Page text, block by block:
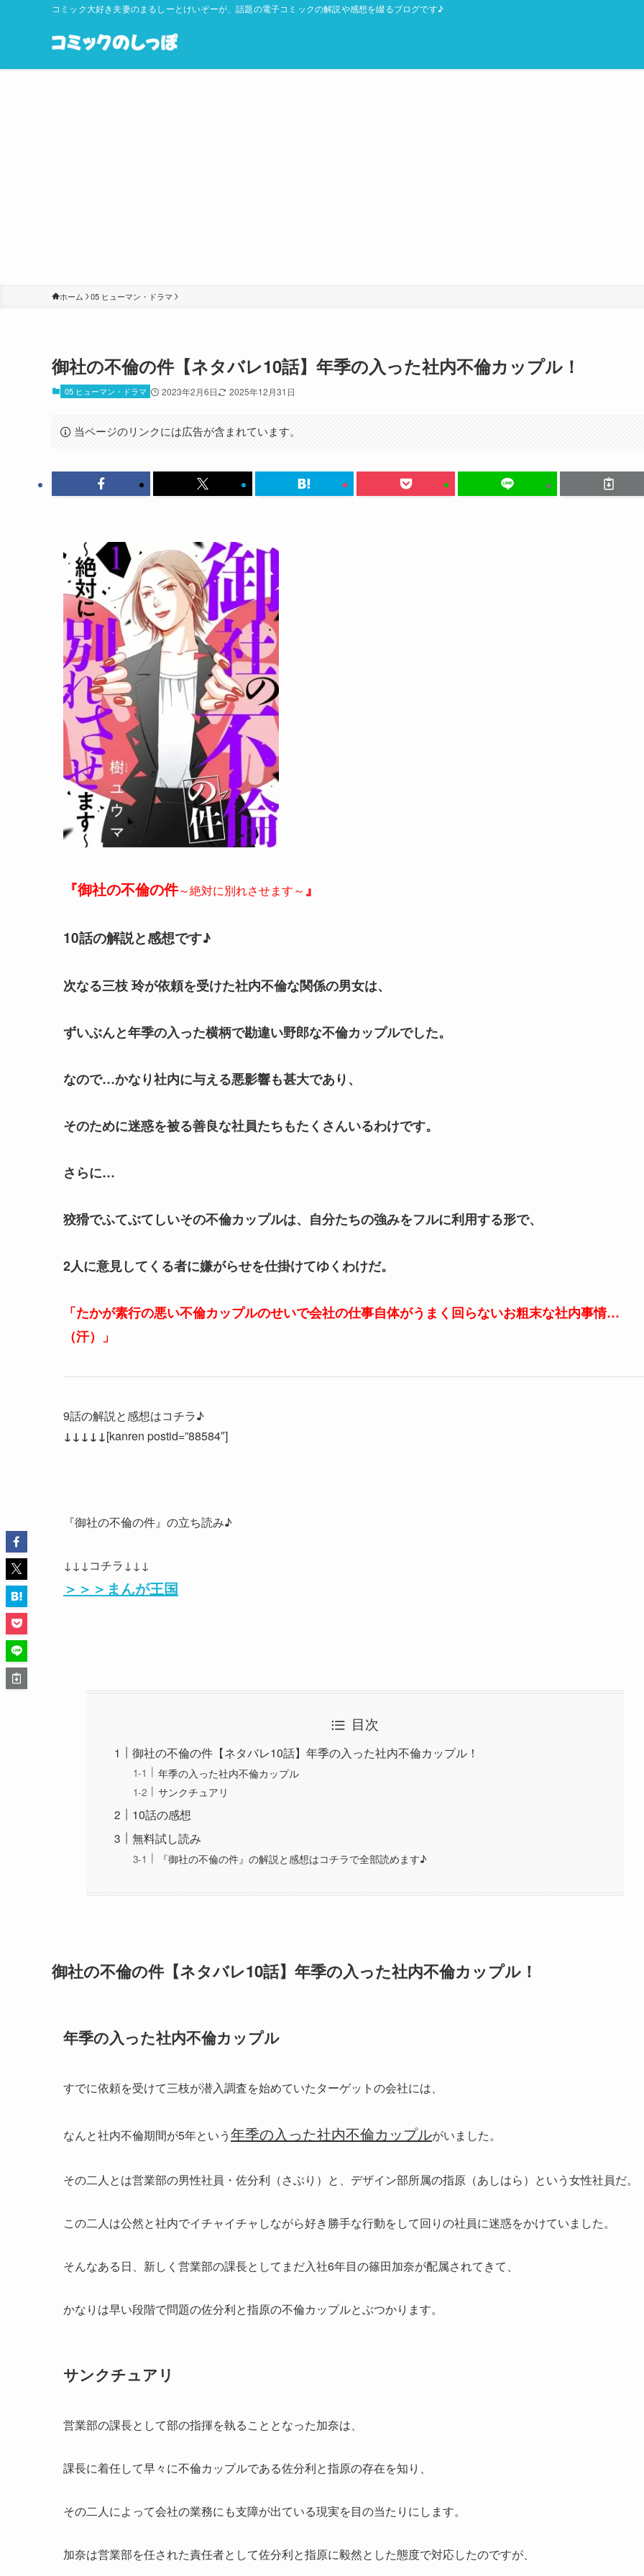
コミック大好き夫妻のまるしーとけいぞーが、話題の電子コミックの解説や感想を綴るブログです♪
ホーム 05 ヒューマン・ドラマ
御社の不倫の件【ネタバレ10話】年季の入った社内不倫カップル！
05 ヒューマン・ドラマ 2023年2月6日 2025年12月31日
当ページのリンクには広告が含まれています。
『御社の不倫の件～絶対に別れさせます～ 』
10話の解説と感想です♪
次なる三枝 玲が依頼を受けた社内不倫な関係の男女は、
ずいぶんと年季の入った横柄で勘違い野郎な不倫カップルでした。
なので…かなり社内に与える悪影響も甚大であり、
そのために迷惑を被る善良な社員たちもたくさんいるわけです。
さらに…
狡猾でふてぶてしいその不倫カップルは、自分たちの強みをフルに利用する形で、
2人に意見してくる者に嫌がらせを仕掛けてゆくわけだ。
「たかが素行の悪い不倫カップルのせいで会社の仕事自体がうまく回らないお粗末な社内事情…
（汗）」
9話の解説と感想はコチラ♪
↓↓↓↓↓[kanren postid=”88584″]
『御社の不倫の件』の立ち読み♪
↓↓↓コチラ↓↓↓
＞＞＞まんが王国
目次
御社の不倫の件【ネタバレ10話】年季の入った社内不倫カップル！
年季の入った社内不倫カップル
サンクチュアリ
10話の感想
無料試し読み
『御社の不倫の件』の解説と感想はコチラで全部読めます♪
御社の不倫の件【ネタバレ10話】年季の入った社内不倫カップル！
年季の入った社内不倫カップル
すでに依頼を受けて三枝が潜入調査を始めていたターゲットの会社には、
なんと社内不倫期間が5年という年季の入った社内不倫カップルがいました。
その二人とは営業部の男性社員・佐分利（さぶり）と、デザイン部所属の指原（あしはら）という女性社員だ。
この二人は公然と社内でイチャイチャしながら好き勝手な行動をして回りの社員に迷惑をかけていました。
そんなある日、新しく営業部の課長としてまだ入社6年目の篠田加奈が配属されてきて、
かなりは早い段階で問題の佐分利と指原の不倫カップルとぶつかります。
サンクチュアリ
営業部の課長として部の指揮を執ることとなった加奈は、
課長に着任して早々に不倫カップルである佐分利と指原の存在を知り、
その二人によって会社の業務にも支障が出ている現実を目の当たりにします。
加奈は営業部を任された責任者として佐分利と指原に毅然とした態度で対応したのですが、